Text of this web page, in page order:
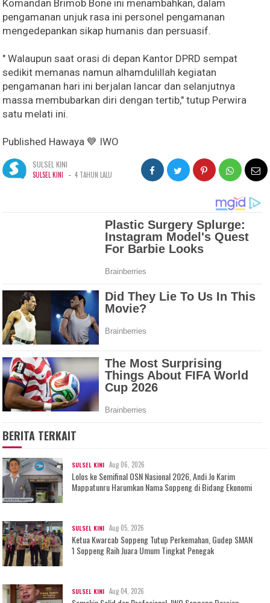
Komandan Brimob Bone ini menambahkan, dalam
pengamanan unjuk rasa ini personel pengamanan
mengedepankan sikap humanis dan persuasif.
" Walaupun saat orasi di depan Kantor DPRD sempat
sedikit memanas namun alhamdulillah kegiatan
pengamanan hari ini berjalan lancar dan selanjutnya
massa membubarkan diri dengan tertib," tutup Perwira
satu melati ini.
Published Hawaya 💙 IWO
SULSEL KINI
SULSEL KINI - 4 TAHUN LALU
BERITA TERKAIT
SULSEL KINI Aug 06, 2026
Lolos ke Semifinal OSN Nasional 2026, Andi Jo Karim
Mappatunru Harumkan Nama Soppeng di Bidang Ekonomi
SULSEL KINI Aug 05, 2026
Ketua Kwarcab Soppeng Tutup Perkemahan, Gudep SMAN
1 Soppeng Raih Juara Umum Tingkat Penegak
SULSEL KINI Aug 04, 2026